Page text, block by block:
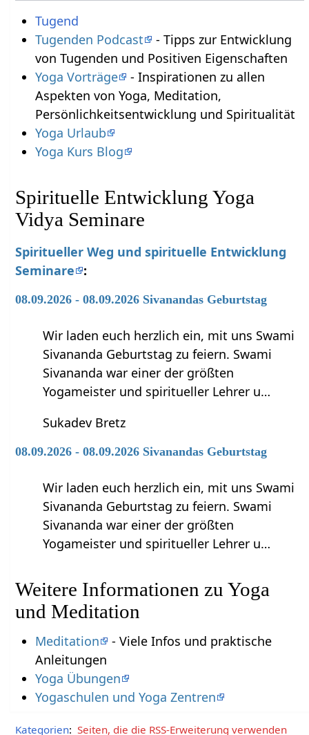
Tugend
Tugenden Podcast
- Tipps zur Entwicklung
von Tugenden und Positiven Eigenschaften
Yoga Vorträge
- Inspirationen zu allen
Aspekten von Yoga, Meditation,
Persönlichkeitsentwicklung und Spiritualität
Yoga Urlaub
Yoga Kurs Blog
Spirituelle Entwicklung Yoga
Vidya Seminare
Spiritueller Weg und spirituelle Entwicklung
Seminare
:
08.09.2026 - 08.09.2026 Sivanandas Geburtstag
Wir laden euch herzlich ein, mit uns Swami
Sivananda Geburtstag zu feiern. Swami
Sivananda war einer der größten
Yogameister und spiritueller Lehrer u…
Sukadev Bretz
08.09.2026 - 08.09.2026 Sivanandas Geburtstag
Wir laden euch herzlich ein, mit uns Swami
Sivananda Geburtstag zu feiern. Swami
Sivananda war einer der größten
Yogameister und spiritueller Lehrer u…
Weitere Informationen zu Yoga
und Meditation
Meditation
- Viele Infos und praktische
Anleitungen
Yoga Übungen
Yogaschulen und Yoga Zentren
Kategorien: Seiten, die die RSS-Erweiterung verwenden